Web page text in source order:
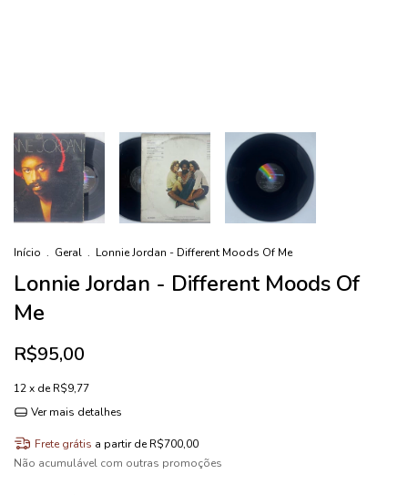
Início . Geral . Lonnie Jordan - Different Moods Of Me
Lonnie Jordan - Different Moods Of
Me
R$95,00
12x deR$9,77
Ver mais detalhes
Frete grátis a partir deR$700,00
Não acumulável com outras promoções